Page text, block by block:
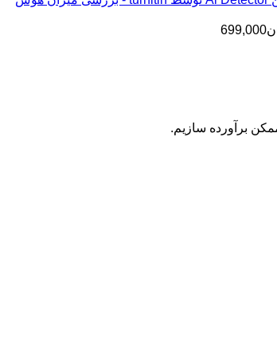
تومان399,000
تا
699,000محدوده
برآورده سازیم.